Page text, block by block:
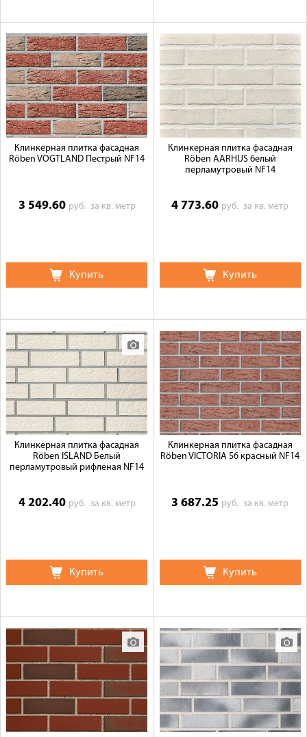
Клинкерная плитка фасадная
Röben VOGTLAND Пестрый NF14
3 549.60 руб. за кв. метр
Купить
Клинкерная плитка фасадная
Röben AARHUS белый
перламутровый NF14
4 773.60 руб.за кв. метр
Купить
Клинкерная плитка фасадная
Röben ISLAND Белый
перламутровый рифленая NF14
4 202.40 руб. за кв. метр
Купить
Клинкерная плитка фасадная
Röben VICTORIA 56 красный NF14
3 687.25 руб.за кв. метр
Купить